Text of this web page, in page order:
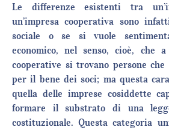
Le differenze esistenti tra
un’impresa cooperativa sono
sociale o se si vuole
economico, nel senso, cioè, che
cooperative si trovano persone che
per il bene dei soci; ma questa
quella delle imprese cosiddette
formare il substrato di una
costituzionale. Questa categoria